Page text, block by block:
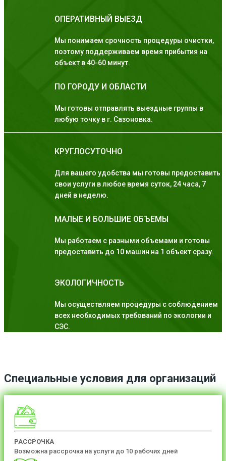
ОПЕРАТИВНЫЙ ВЫЕЗД
Мы понимаем срочность процедуры очистки,
поэтому поддерживаем время прибытия на
объект в 40-60 минут.
ПО ГОРОДУ И ОБЛАСТИ
Мы готовы отправлять выездные группы в
любую точку в г. Сазоновка.
КРУГЛОСУТОЧНО
Для вашего удобства мы готовы предоставить
свои услуги в любое время суток, 24 часа, 7
дней в неделю.
МАЛЫЕ И БОЛЬШИЕ ОБЪЕМЫ
Мы работаем с разными объемами и готовы
предоставить до 10 машин на 1 объект сразу.
ЭКОЛОГИЧНОСТЬ
Мы осуществляем процедуры с соблюдением
всех необходимых требований по экологии и
СЭС.
Специальные условия для организаций
РАССРОЧКА
Возможна рассрочка на услуги до 10 рабочих дней